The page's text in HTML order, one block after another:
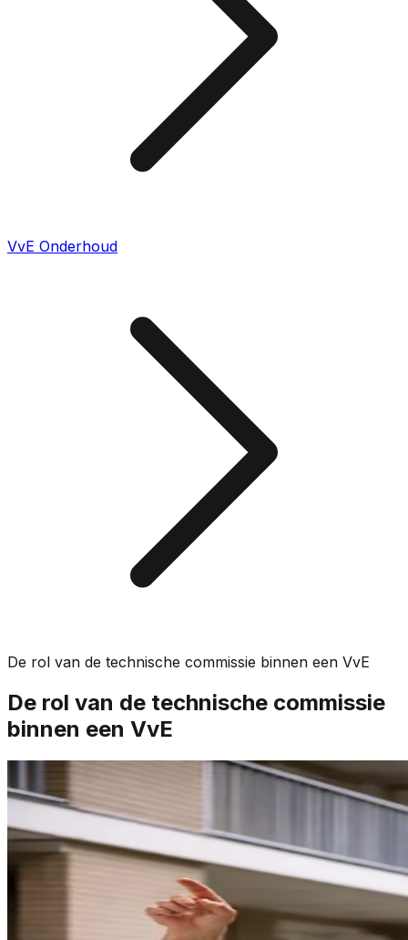
VvE Onderhoud
De rol van de technische commissie binnen een VvE
De rol van de technische commissie
binnen een VvE